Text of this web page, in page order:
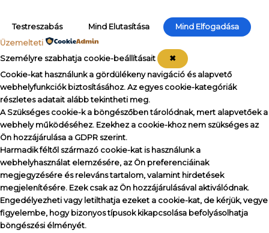
Testreszabás Mind Elutasítása
Mind Elfogadása
Üzemelteti
Személyre szabhatja cookie-beállításait
✖
Cookie-kat használunk a gördülékeny navigáció és alapvető
webhelyfunkciók biztosításához. Az egyes cookie-kategóriák
részletes adatait alább tekintheti meg.
A Szükségescookie-k a böngészőben tárolódnak, mert alapvetőek a
webhely működéséhez. Ezekhez a cookie-khoz nem szükséges az
Ön hozzájárulása a GDPR szerint.
Harmadik féltől származó cookie-kat is használunk a
webhelyhasználat elemzésére, az Ön preferenciáinak
megjegyzésére és releváns tartalom, valamint hirdetések
megjelenítésére. Ezek csak az Ön hozzájárulásával aktiválódnak.
Engedélyezheti vagy letilthatja ezeket a cookie-kat, de kérjük, vegye
figyelembe, hogy bizonyos típusok kikapcsolása befolyásolhatja
böngészési élményét.